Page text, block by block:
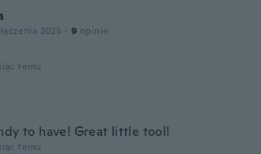
2025 · 9 opinie
temu
to have! Great little tool!
temu